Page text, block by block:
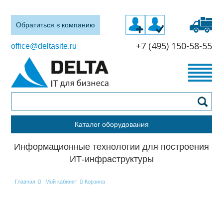
Обратиться в компанию
office@deltasite.ru +7 (495) 150-58-55
Каталог оборудования
Информационные технологии для построения
ИТ-инфраструктуры
Главная Мой кабинет Корзина